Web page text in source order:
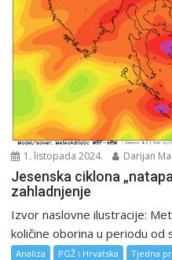
1. listopada 2024. Darijan
Jesenska ciklona
zahladnjenje
Izvor naslovne ilustracije:
količine oborina u periodu
Analiza PGŽ i Hrvatska Tjedna